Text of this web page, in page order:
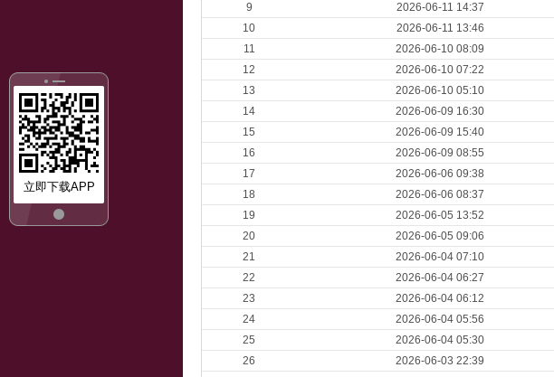
立即下载APP
9
2026-06-11 14:37
10
2026-06-11 13:46
11
2026-06-10 08:09
12
2026-06-10 07:22
13
2026-06-10 05:10
14
2026-06-09 16:30
15
2026-06-09 15:40
16
2026-06-09 08:55
17
2026-06-06 09:38
18
2026-06-06 08:37
19
2026-06-05 13:52
20
2026-06-05 09:06
21
2026-06-04 07:10
22
2026-06-04 06:27
23
2026-06-04 06:12
24
2026-06-04 05:56
25
2026-06-04 05:30
26
2026-06-03 22:39